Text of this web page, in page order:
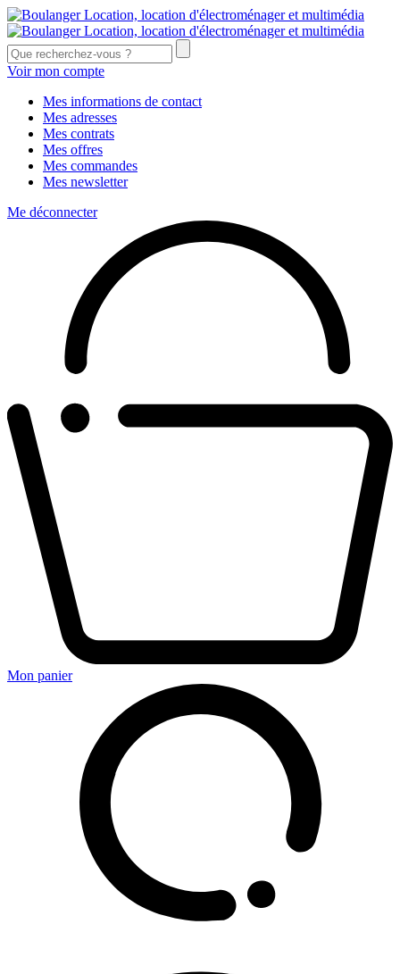
Voir mon compte
Mes informations de contact
Mes adresses
Mes contrats
Mes offres
Mes commandes
Mes newsletter
Me déconnecter
Mon panier